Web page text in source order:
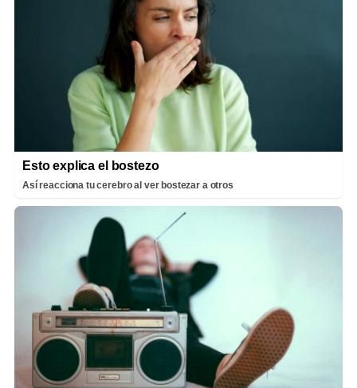
Esto explica el bostezo
Así reacciona tu cerebro al ver bostezar a otros